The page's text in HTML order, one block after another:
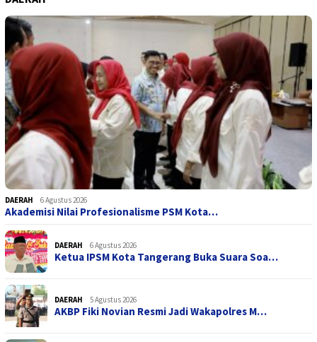
DAERAH 6 Agustus 2026
Akademisi Nilai Profesionalisme PSM Kota…
DAERAH 6 Agustus 2026
Ketua IPSM Kota Tangerang Buka Suara Soa…
DAERAH 5 Agustus 2026
AKBP Fiki Novian Resmi Jadi Wakapolres M…